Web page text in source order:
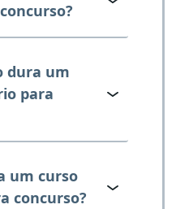
dura um
para
um curso
concurso?